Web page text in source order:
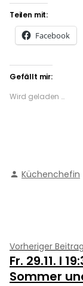
Teilen mit:
Facebook
Gefällt mir:
Wird geladen …
Verfasst
Küchenchefin
Vorheriger Beitrag
Fr. 29.11. I
Sommer